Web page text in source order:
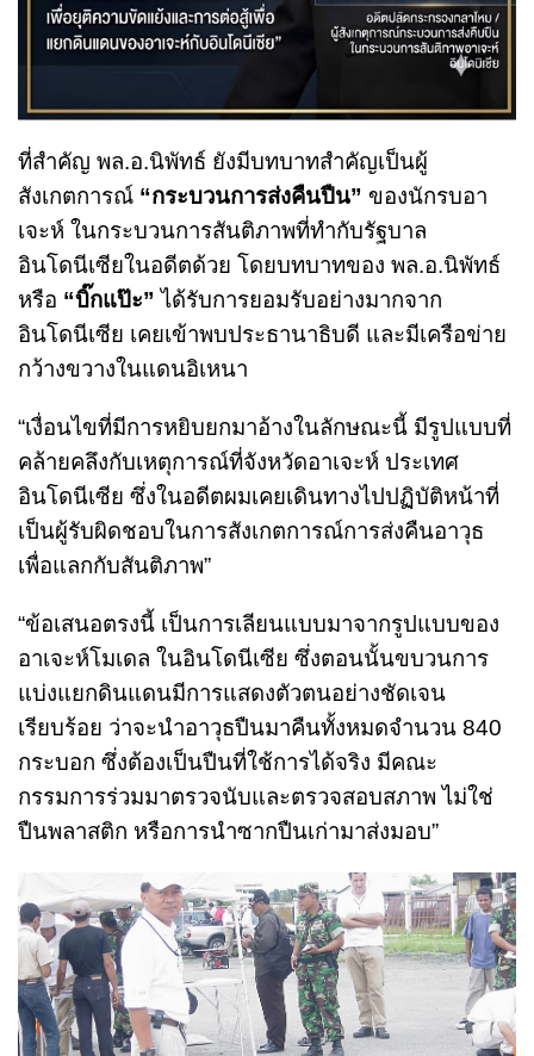
ที่สำคัญ พล.อ.นิพัทธ์ ยังมีบทบาทสำคัญเป็นผู้
สังเกตการณ์ “กระบวนการส่งคืนปืน” ของนักรบอา
เจะห์ ในกระบวนการสันติภาพที่ทำกับรัฐบาล
อินโดนีเซียในอดีตด้วย โดยบทบาทของ พล.อ.นิพัทธ์
หรือ “บิ๊กแป๊ะ” ได้รับการยอมรับอย่างมากจาก
อินโดนีเซีย เคยเข้าพบประธานาธิบดี และมีเครือข่าย
กว้างขวางในแดนอิเหนา
“เงื่อนไขที่มีการหยิบยกมาอ้างในลักษณะนี้ มีรูปแบบที่
คล้ายคลึงกับเหตุการณ์ที่จังหวัดอาเจะห์ ประเทศ
อินโดนีเซีย ซึ่งในอดีตผมเคยเดินทางไปปฏิบัติหน้าที่
เป็นผู้รับผิดชอบในการสังเกตการณ์การส่งคืนอาวุธ
เพื่อแลกกับสันติภาพ”
“ข้อเสนอตรงนี้ เป็นการเลียนแบบมาจากรูปแบบของ
อาเจะห์โมเดล ในอินโดนีเซีย ซึ่งตอนนั้นขบวนการ
แบ่งแยกดินแดนมีการแสดงตัวตนอย่างชัดเจน
เรียบร้อย ว่าจะนำอาวุธปืนมาคืนทั้งหมดจำนวน 840
กระบอก ซึ่งต้องเป็นปืนที่ใช้การได้จริง มีคณะ
กรรมการร่วมมาตรวจนับและตรวจสอบสภาพ ไม่ใช่
ปืนพลาสติก หรือการนำซากปืนเก่ามาส่งมอบ”